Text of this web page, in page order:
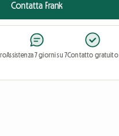
Contatta Frank
Assistenza 7 giorni su 7Contatto gratuito